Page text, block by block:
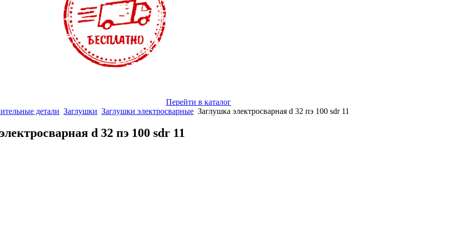
Перейти в каталог
детали Заглушки Заглушки электросварные Заглушка электросварная d 32 пэ 100 sdr 11
d 32 пэ 100 sdr 11